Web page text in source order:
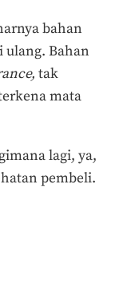
bahan
ulang. Bahan
tak
mata
lagi, ya,
pembeli.